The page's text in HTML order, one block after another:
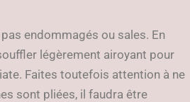
endommagés ou sales. En
légèrement airoyant pour
Faites toutefois attention à ne
sont pliées, il faudra être